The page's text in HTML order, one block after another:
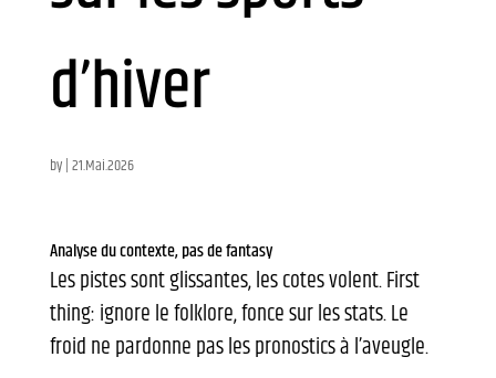
d’hiver
by|21.Mai.2026
Analyse du contexte, pas de fantasy
Les pistes sont glissantes, les cotes volent. First
thing: ignore le folklore, fonce sur les stats. Le
froid ne pardonne pas les pronostics à l’aveugle.